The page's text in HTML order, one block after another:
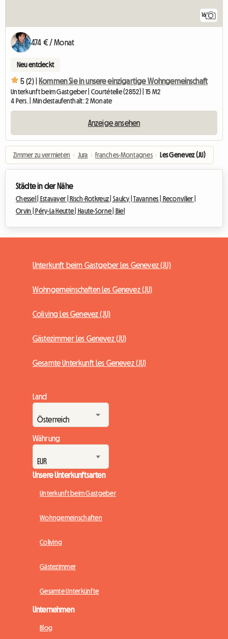
16
474 € / Monat
Neu entdeckt
5 (2) | Kommen Sie in unsere einzigartige Wohngemeinschaft
Unterkunft beim Gastgeber | Courtételle (2852) | 15 M2
4 Pers. | Mindestaufenthalt: 2 Monate
Anzeige ansehen
Zimmer zu vermieten › Jura › Franches-Montagnes › Les Genevez (JU)
Städte in der Nähe
Chessel | Estavayer | Risch-Rotkreuz | Saulcy |Tavannes |
Reconvilier |
Orvin |
Péry-La Heutte | Haute-Sorne | Biel
Unterkunft beim Gastgeber Les Genevez (JU)
Wohngemeinschaften Les Genevez (JU)
Coliving Les Genevez (JU)
Gästezimmer Les Genevez (JU)
Gesamte Unterkunft Les Genevez (JU)
Land
Währung
Unsere Unterkunftsarten
Unterkunft beim Gastgeber
Wohngemeinschaften
Coliving
Gästezimmer
Gesamte Unterkünfte
Unternehmen
Blog